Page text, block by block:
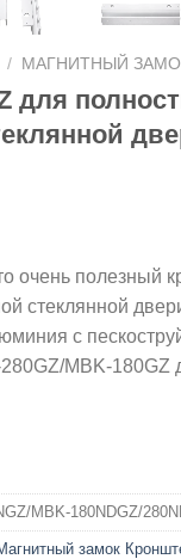
/ МАГНИТНЫЙ
для
очень полезный
стеклянной
с
MBK-180GZ
MBK-180NDGZ/
замок